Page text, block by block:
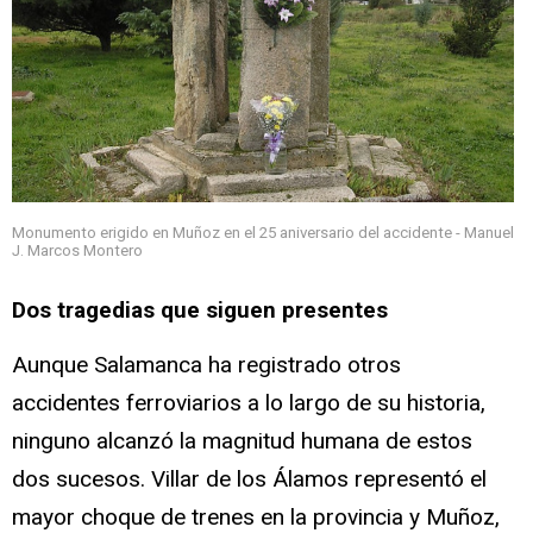
Monumento erigido en Muñoz en el 25 aniversario del accidente - Manuel
J. Marcos Montero
Dos tragedias que siguen presentes
Aunque Salamanca ha registrado otros
accidentes ferroviarios a lo largo de su historia,
ninguno alcanzó la magnitud humana de estos
dos sucesos. Villar de los Álamos representó el
mayor choque de trenes en la provincia y Muñoz,